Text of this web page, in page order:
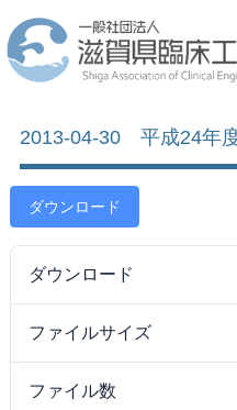
2013-04-30 平成24年
ダウンロード
ダウンロード
ファイルサイズ
ファイル数